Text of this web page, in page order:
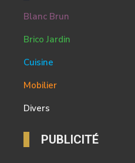
Blanc Brun
Brico Jardin
Cuisine
Mobilier
Divers
PUBLICITÉ